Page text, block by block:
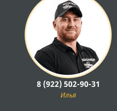
8 (922) 502-90-31
Илья